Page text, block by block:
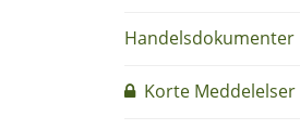
Handelsdokumenter
Korte Meddelelser